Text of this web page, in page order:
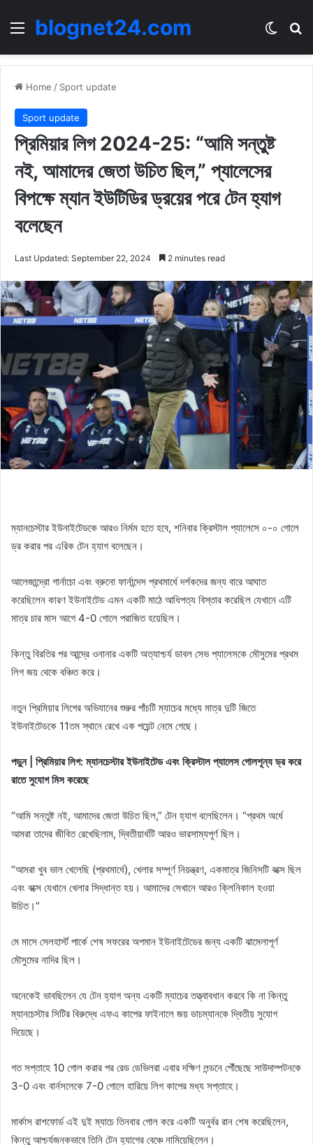
Menublognet24.com
Home / Sport update
Sport update
প্রিমিয়ার লিগ 2024-25: “আমি সন্তুষ্ট
নই, আমাদের জেতা উচিত ছিল,” প্যালেসের
বিপক্ষে ম্যান ইউটিডির ড্রয়ের পরে টেন হ্যাগ
বলেছেন
Last Updated: September 22, 2024 2 minutes read
ম্যানচেস্টার ইউনাইটেডকে আরও নির্মম হতে হবে, শনিবার ক্রিস্টাল প্যালেসে ০-০ গোলে
ড্র করার পর এরিক টেন হ্যাগ বলেছেন।
আলেজান্দ্রো গার্নাচো এবং ব্রুনো ফার্নান্দেস প্রথমার্ধে দর্শকদের জন্য বারে আঘাত
করেছিলেন কারণ ইউনাইটেড এমন একটি মাঠে আধিপত্য বিস্তার করেছিল যেখানে এটি
মাত্র চার মাস আগে 4-0 গোলে পরাজিত হয়েছিল।
কিন্তু বিরতির পর আন্দ্রে ওনানার একটি অত্যাশ্চর্য ডাবল সেভ প্যালেসকে মৌসুমের প্রথম
লিগ জয় থেকে বঞ্চিত করে।
নতুন প্রিমিয়ার লিগের অভিযানের শুরুর পাঁচটি ম্যাচের মধ্যে মাত্র দুটি জিতে
ইউনাইটেডকে 11তম স্থানে রেখে এক পয়েন্ট নেমে গেছে।
পড়ুন | প্রিমিয়ার লিগ: ম্যানচেস্টার ইউনাইটেড এবং ক্রিস্টাল প্যালেস গোলশূন্য ড্র করে
রাতে সুযোগ মিস করেছে
“আমি সন্তুষ্ট নই, আমাদের জেতা উচিত ছিল,” টেন হ্যাগ বলেছিলেন। “প্রথম অর্ধে
আমরা তাদের জীবিত রেখেছিলাম, দ্বিতীয়ার্ধটি আরও ভারসাম্যপূর্ণ ছিল।
“আমরা খুব ভাল খেলেছি (প্রথমার্ধে), খেলার সম্পূর্ণ নিয়ন্ত্রণ, একমাত্র জিনিসটি বক্সে ছিল
এবং বক্সে যেখানে খেলার সিদ্ধান্ত হয়। আমাদের সেখানে আরও ক্লিনিকাল হওয়া
উচিত।”
মে মাসে সেলহার্স্ট পার্কে শেষ সফরের অপমান ইউনাইটেডের জন্য একটি ঝামেলাপূর্ণ
মৌসুমের নাদির ছিল।
অনেকেই ভাবছিলেন যে টেন হ্যাগ অন্য একটি ম্যাচের তত্ত্বাবধান করবে কি না কিন্তু
ম্যানচেস্টার সিটির বিরুদ্ধে এফএ কাপের ফাইনালে জয় ডাচম্যানকে দ্বিতীয় সুযোগ
দিয়েছে।
গত সপ্তাহে 10 গোল করার পর রেড ডেভিলরা এবার দক্ষিণ লন্ডনে পৌঁছেছে সাউদাম্পটনকে
3-0 এবং বার্নসলেকে 7-0 গোলে হারিয়ে লিগ কাপের মধ্য সপ্তাহে।
মার্কাস রাশফোর্ড এই দুই ম্যাচে তিনবার গোল করে একটি অনুর্বর রান শেষ করেছিলেন,
কিন্তু আশ্চর্যজনকভাবে তিনি টেন হ্যাগের বেঞ্চে নামিয়েছিলেন।